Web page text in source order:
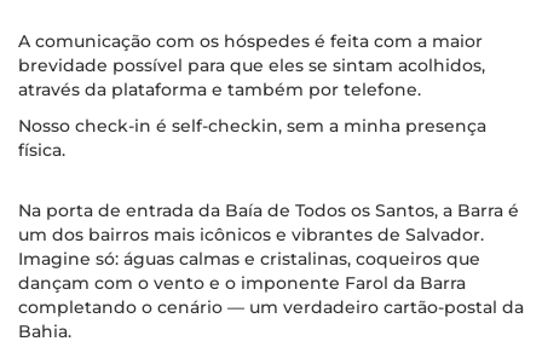
A comunicação com os hóspedes é feita com a maior
brevidade possível para que eles se sintam acolhidos,
através da plataforma e também por telefone.
Nosso check-in é self-checkin, sem a minha presença
física.
Na porta de entrada da Baía de Todos os Santos, a Barra é
um dos bairros mais icônicos e vibrantes de Salvador.
Imagine só: águas calmas e cristalinas, coqueiros que
dançam com o vento e o imponente Farol da Barra
completando o cenário — um verdadeiro cartão-postal da
Bahia.